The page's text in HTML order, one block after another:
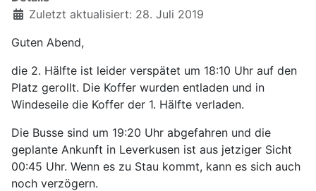
Zuletzt aktualisiert: 28. Juli 2019
Guten Abend,
die 2. Hälfte ist leider verspätet um 18:10 Uhr auf den
Platz gerollt. Die Koffer wurden entladen und in
Windeseile die Koffer der 1. Hälfte verladen.
Die Busse sind um 19:20 Uhr abgefahren und die
geplante Ankunft in Leverkusen ist aus jetziger Sicht
00:45 Uhr. Wenn es zu Stau kommt, kann es sich auch
noch verzögern.